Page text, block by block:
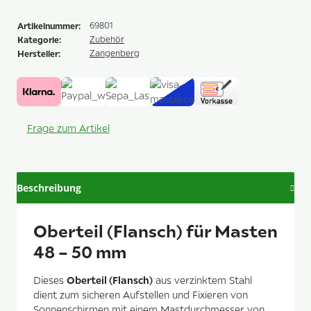
Artikelnummer: 69801
Kategorie: Zubehör
Hersteller: Zangenberg
Frage zum Artikel
Beschreibung
Oberteil (Flansch) für Masten
48 – 50 mm
Dieses Oberteil (Flansch) aus verzinktem Stahl
dient zum sicheren Aufstellen und Fixieren von